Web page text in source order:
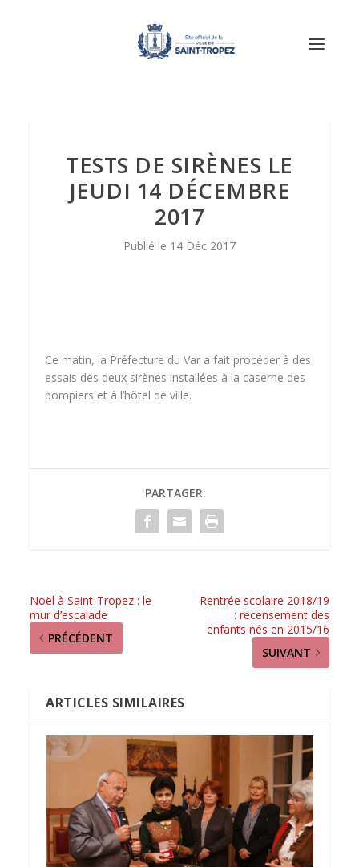
TESTS DE SIRÈNES LE
JEUDI 14 DÉCEMBRE
2017
14 Déc 2017
Ce matin, la Préfecture du Var a fait procéder à des
essais des deux sirènes installées à la caserne des
pompiers et à l’hôtel de ville.
PARTAGER:
Noël à Saint-Tropez : le
mur d’escalade
PRÉCÉDENT
Rentrée scolaire 2018/19
: recensement des
enfants nés en 2015/16
SUIVANT
ARTICLES SIMILAIRES